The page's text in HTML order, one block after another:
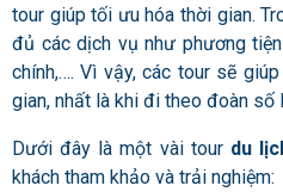
tour giúp tối ưu hóa thời gian.
đủ các dịch vụ như phương
chính,…. Vì vậy, các tour sẽ
gian, nhất là khi đi theo đoàn số
Dưới đây là một vài tour du
khách tham khảo và trải nghiệm: